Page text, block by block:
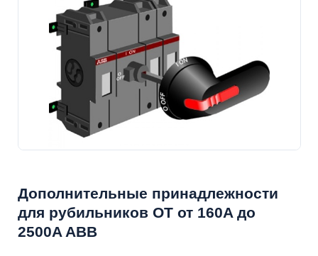
Дополнительные принадлежности
для рубильников OT от 160A до
2500A ABB